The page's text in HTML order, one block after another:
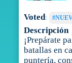
Voted:
Descripción
¡Prepárate
batallas en
puntería,